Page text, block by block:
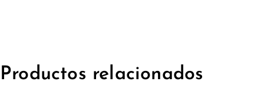
Productos relacionados